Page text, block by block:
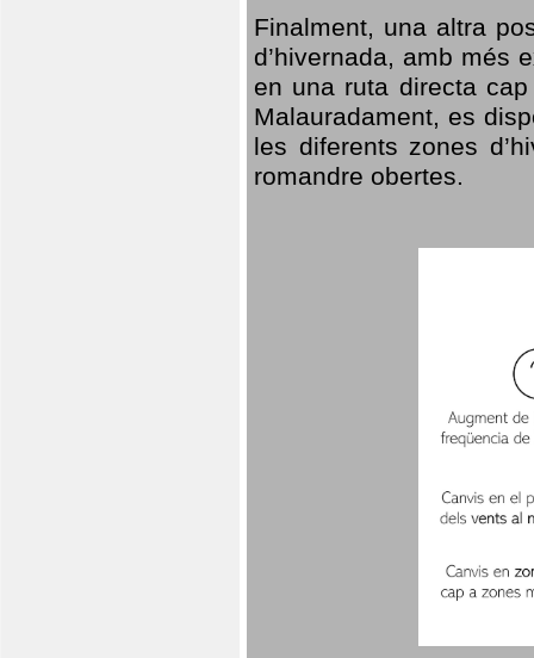
Finalment, una altra
d’hivernada, amb més
en una ruta directa
Malauradament, es
les diferents zones
romandre obertes.